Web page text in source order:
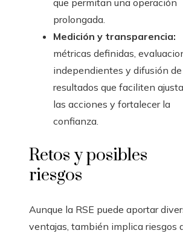
que permitan una operación
prolongada.
Medición y transparencia:
métricas definidas,
independientes y difusión de
resultados que faciliten
las acciones y fortalecer la
confianza.
Retos y posibles
riesgos
Aunque la RSE puede aportar
ventajas, también implica riesgos